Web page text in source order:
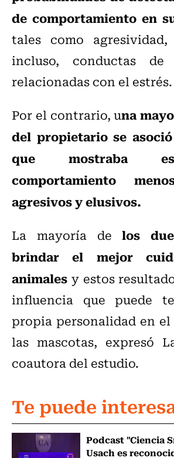
de comportamiento en
tales como agresividad,
incluso, conductas de
relacionadas con el estrés.
Por el contrario, una
del propietario se
que mostraba
comportamiento
agresivos y elusivos.
La mayoría delos
brindar el mejor
animales y estos
influencia que puede
propia personalidad en
las mascotas, expresó
coautora del estudio.
Te puede
Podcast "Ciencia
Usach es